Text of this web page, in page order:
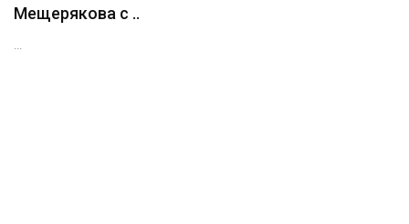
Мещерякова с ..
...